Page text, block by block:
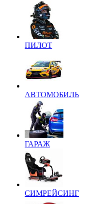
ПИЛОТ
АВТОМОБИЛЬ
ГАРАЖ
СИМРЕЙСИНГ